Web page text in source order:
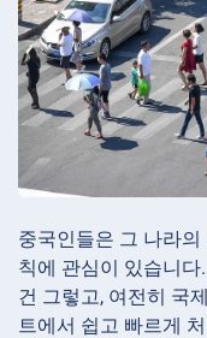
중국인들은 그 나라
칙에 관심이 있습니
건 그렇고, 여전히 국
트에서 쉽고 빠르게